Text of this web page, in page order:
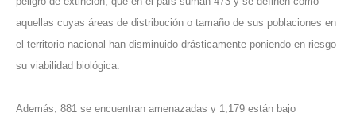
aquellas cuyas áreas de distribución o tamaño de sus poblaciones en
el territorio nacional han disminuido drásticamente poniendo en riesgo
su viabilidad biológica.
Además, 881 se encuentran amenazadas y 1,179 están bajo